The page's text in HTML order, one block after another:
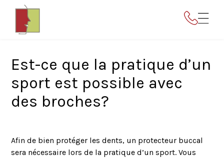
Est-ce que la pratique d’un
sport est possible avec
des broches?
Afin de bien protéger les dents, un protecteur buccal
sera nécessaire lors de la pratique d’un sport. Vous